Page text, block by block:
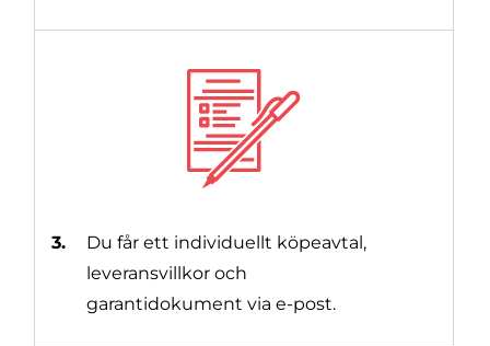
3.
Du får ett individuellt köpeavtal,
leveransvillkor och
garantidokument via e-post.